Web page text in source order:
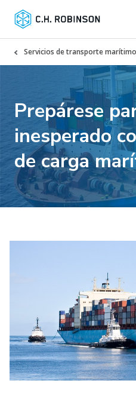
Servicios de transporte marítimo
Prepárese
inesperado
de carga